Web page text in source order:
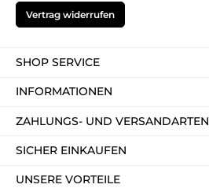
Vertrag widerrufen
SHOP SERVICE
INFORMATIONEN
ZAHLUNGS- UND VERSANDARTEN
SICHER EINKAUFEN
UNSERE VORTEILE